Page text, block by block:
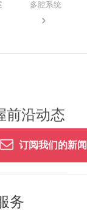
多腔系统
前沿动态
订阅我们的新闻
务